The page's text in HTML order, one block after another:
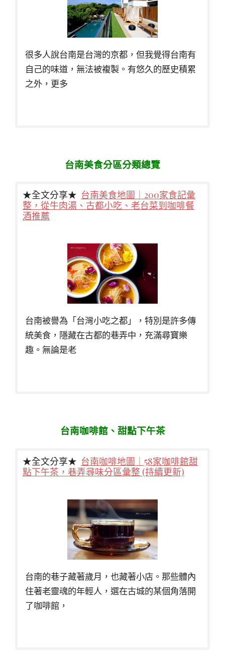
很多人說台南是台灣的京都，但我覺得台南有
自己的味道，無法被複製。有悠久的歷史積累
之外，更多
台南美食分區分類總覽
★全文分享★ 台南美食地圖｜200家食記彙
整，從牛肉湯、古都小吃、老台菜到咖啡餐
酒推薦
台南被譽為「台灣小吃之都」，特別是許多傳
統美食，隱藏在古都的巷弄中，充滿尋寶樂
趣。無論是老
台南咖啡館、甜點下午茶
★全文分享★ 台南咖啡地圖｜58家咖啡館甜
點下午茶，巷弄尋味分區彙整 (持續更新)
台南的巷子藏著歲月，也藏著小店。那些體內
住著老靈魂的年輕人，選在古城的某個角落開
了咖啡館，